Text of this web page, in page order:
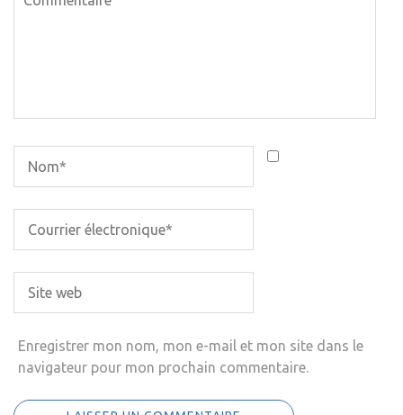
Enregistrer mon nom, mon e-mail et mon site dans le
navigateur pour mon prochain commentaire.